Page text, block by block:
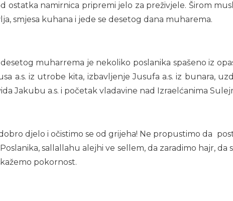
ostatka namirnica pripremi jelo za preživjele. Širom
smjesa kuhana i jede se desetog dana muharema.
muharrema je nekoliko poslanika spašeno iz
a.s. iz utrobe kita, izbavljenje Jusufa a.s. iz bunara,
Jakubu a.s. i početak vladavine nad Izraelćanima
djelo i očistimo se od grijeha! Ne propustimo da
sallallahu alejhi ve sellem, da zaradimo hajr,
pokornost.